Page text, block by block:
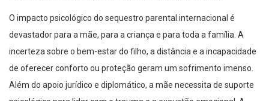
O impacto psicológico do sequestro parental internacional é
devastador para a mãe, para a criança e para toda a família. A
incerteza sobre o bem-estar do filho, a distância e a incapacidade
de oferecer conforto ou proteção geram um sofrimento imenso.
Além do apoio jurídico e diplomático, a mãe necessita de suporte